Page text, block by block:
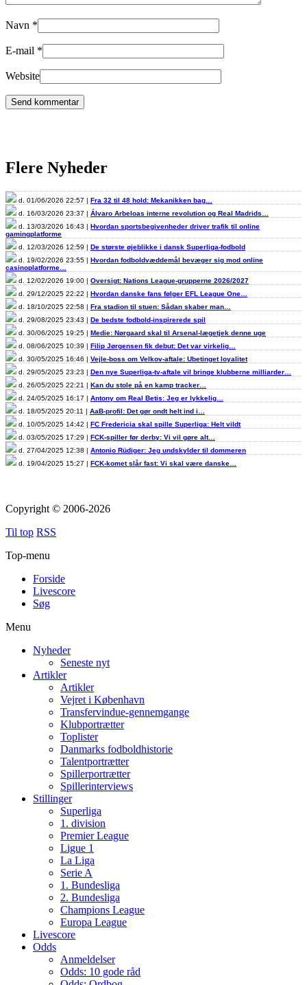
Navn *
E-mail *
Website
Flere Nyheder
d. 01/06/2026 22:57 | Fra 32 til 48 hold: Mekanikken bag…
d. 16/03/2026 23:37 | Álvaro Arbeloas interne revolution og Real Madrids…
d. 13/03/2026 16:43 | Hvordan sportsbegivenheder driver trafik til online
gamingplatforme
d. 12/03/2026 12:59 | De største øjeblikke i dansk Superliga-fodbold
d. 19/02/2026 23:55 | Hvordan fodboldvæddemål bevæger sig mod online
casinoplatforme…
d. 12/02/2026 19:00 | Oversigt: Nations League-grupperne 2026/2027
d. 29/12/2025 22:22 | Hvordan danske fans følger EFL League One…
d. 18/10/2025 22:58 | Fra stadion til stuen: Sådan skaber man…
d. 29/08/2025 23:43 | De bedste fodbold-inspirerede spil
d. 30/06/2025 19:25 | Medie: Nørgaard skal til Arsenal-lægetjek denne uge
d. 08/06/2025 10:39 | Filip Jørgensen fik debut: Det var virkelig…
d. 30/05/2025 16:46 | Vejle-boss om Velkov-aftale: Ubetinget loyalitet
d. 29/05/2025 23:23 | Den nye Superliga-tv-aftale vil bringe klubberne milliarder…
d. 26/05/2025 22:21 | Kan du stole på en kamp tracker…
d. 24/05/2025 16:17 | Antony om Real Betis: Jeg er lykkelig…
d. 18/05/2025 20:11 | AaB-profil: Det gør ondt helt ind i…
d. 10/05/2025 14:42 | FC Fredericia skal spille Superliga: Helt vildt
d. 03/05/2025 17:29 | FCK-spiller før derby: Vi vil gøre alt…
d. 27/04/2025 12:38 | Antonio Rüdiger: Jeg undskylder til dommeren
d. 19/04/2025 15:27 | FCK-komet slår fast: Vi skal være danske…
Copyright © 2006-2026
Til top RSS
Top-menu
Forside
Livescore
Søg
Menu
Nyheder
Seneste nyt
Artikler
Artikler
Vejret i København
Transfervindue-gennemgange
Klubportrætter
Toplister
Danmarks fodboldhistorie
Talentportrætter
Spillerportrætter
Spillerinterviews
Stillinger
Superliga
1. division
Premier League
Ligue 1
La Liga
Serie A
1. Bundesliga
2. Bundesliga
Champions League
Europa League
Livescore
Odds
Anmeldelser
Odds: 10 gode råd